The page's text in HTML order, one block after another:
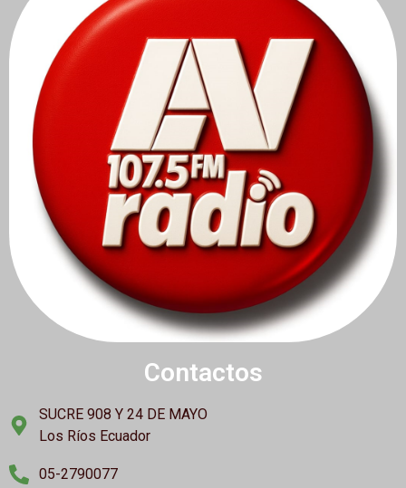
Contactos
SUCRE 908 Y 24 DE MAYO
Los Ríos Ecuador
05-2790077